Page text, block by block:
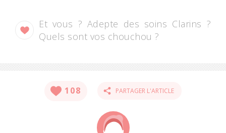
Et vous ? Adepte des soins Clarins ?
Quels sont vos chouchou ?
108 PARTAGER L'ARTICLE